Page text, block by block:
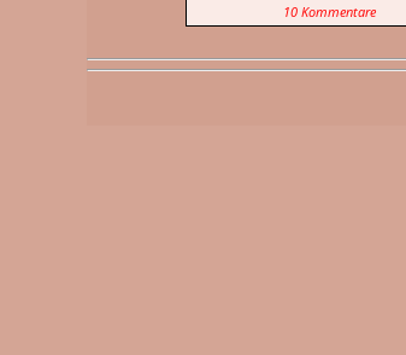
10 Kommentare